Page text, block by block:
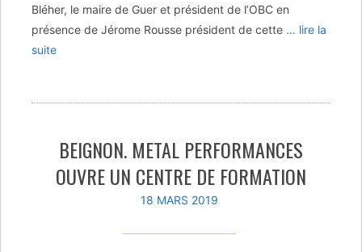
Bléher, le maire de Guer et président de l’OBC en
présence de Jérome Rousse président de cette … lire la
suite
BEIGNON. METAL PERFORMANCES
OUVRE UN CENTRE DE FORMATION
18 MARS 2019